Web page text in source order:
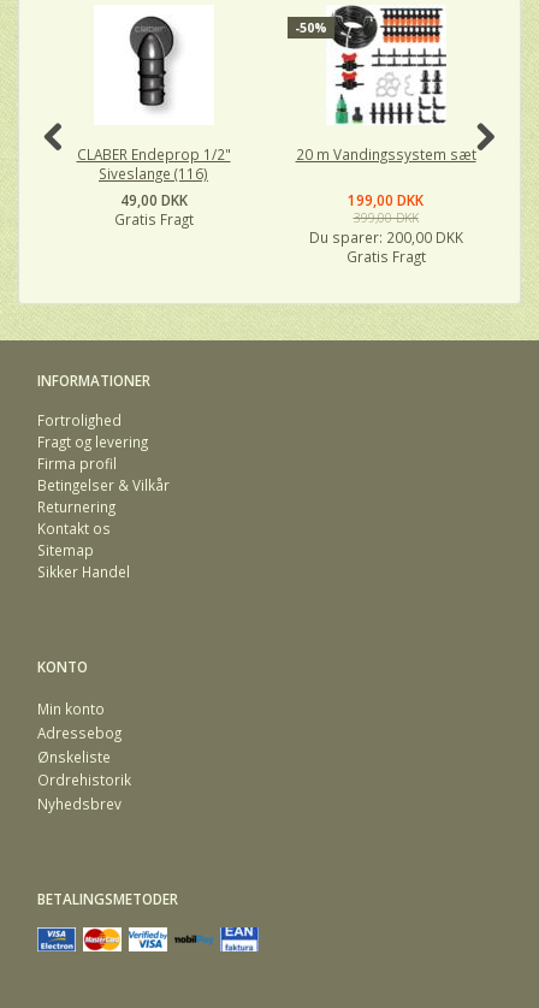
CLABER Endeprop 1/2"
Siveslange (116)
49,00 DKK
Gratis Fragt
-50%
20 m Vandingssystem sæt
199,00 DKK
399,00 DKK
Du sparer: 200,00 DKK
Gratis Fragt
INFORMATIONER
Fortrolighed
Fragt og levering
Firma profil
Betingelser & Vilkår
Returnering
Kontakt os
Sitemap
Sikker Handel
KONTO
Min konto
Adressebog
Ønskeliste
Ordrehistorik
Nyhedsbrev
BETALINGSMETODER